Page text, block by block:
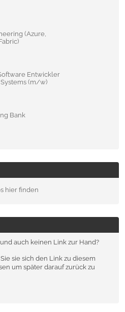
(Azure,
Entwickler
(m/w)
Bank
hier finden
auch keinen Link zur Hand?
sie sich den Link zu diesem
um später darauf zurück zu